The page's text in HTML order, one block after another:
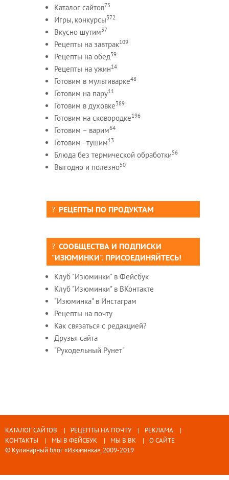
Каталог сайтов75
Игры, конкурсы372
Вкусно шутим37
Рецепты на завтрак109
Рецепты на обед39
Рецепты на ужин14
Готовим в мультиварке48
Готовим на пару11
Готовим в духовке389
Готовим на сковородке196
Готовим – варим64
Готовим - тушим13
Блюда без термической обработки56
Выгодно и полезно50
РЕЦЕПТЫ ПО ПРОДУКТАМ
СООБЩЕСТВА И ПОДПИСКИ
"ИЗЮМИНКИ". ПРИСОЕДИНЯЙТЕСЬ!
Клуб "Изюминки" в Фейсбук
Клуб "Изюминки" в ВКонтакте
"Изюминка" в Инстаграм
Рецепты на почту
Как связаться с редакцией?
Друзья сайта
"Рукодельный Рунет"
КАТАЛОГ САЙТОВ РЕЦЕПТЫ НА ПОЧТУ
РЕКЛАМА
КОНТАКТЫ
МЫ В ФЕЙСБУК МЫ В ВК
О САЙТЕ
© Кулинарный блог «Изюминка», 2009-2019